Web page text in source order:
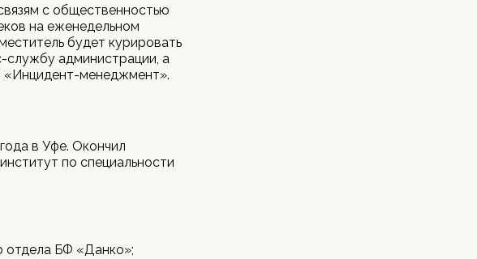
с общественностью
на еженедельном
будет курировать
службу администрации, а
«Инцидент-менеджмент».
в Уфе. Окончил
по специальности
отдела БФ «Данко»;